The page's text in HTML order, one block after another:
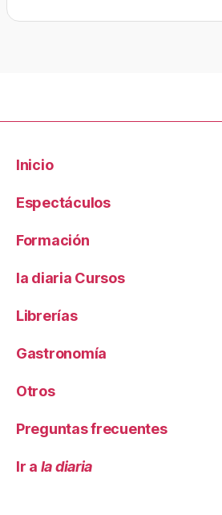
Inicio
Espectáculos
Formación
la diaria Cursos
Librerías
Gastronomía
Otros
Preguntas frecuentes
Ir a la diaria